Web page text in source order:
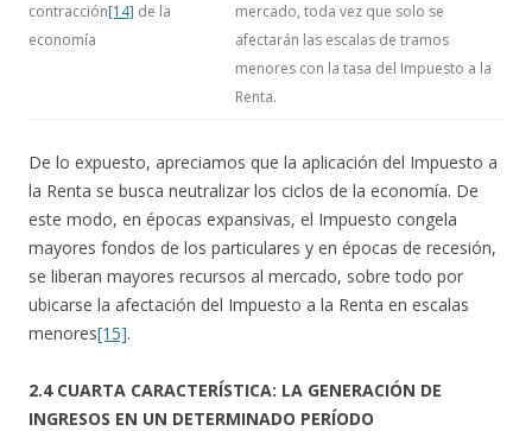
contracción[14] de la
economía
mercado, toda vez que solo se
afectarán las escalas de tramos
menores con la tasa del Impuesto a la
Renta.
De lo expuesto, apreciamos que la aplicación del Impuesto a
la Renta se busca neutralizar los ciclos de la economía. De
este modo, en épocas expansivas, el Impuesto congela
mayores fondos de los particulares y en épocas de recesión,
se liberan mayores recursos al mercado, sobre todo por
ubicarse la afectación del Impuesto a la Renta en escalas
menores[15].
2.4 CUARTA CARACTERÍSTICA: LA GENERACIÓN DE
INGRESOS EN UN DETERMINADO PERÍODO